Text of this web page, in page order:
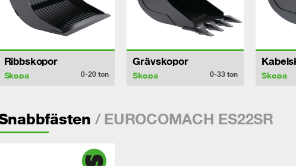
Ribbskopor
Skopa 0-20ton
Grävskopor
Skopa 0-33ton Skopa
/ EUROCOMACH ES22SR